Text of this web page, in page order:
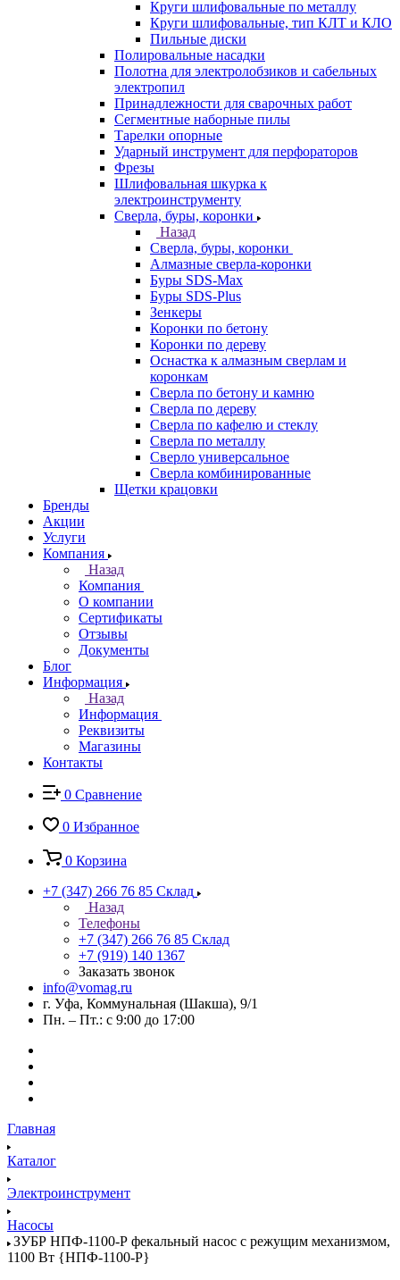
Круги шлифовальные по металлу
Круги шлифовальные, тип КЛТ и КЛО
Пильные диски
Полировальные насадки
Полотна для электролобзиков и сабельных
электропил
Принадлежности для сварочных работ
Сегментные наборные пилы
Тарелки опорные
Ударный инструмент для перфораторов
Фрезы
Шлифовальная шкурка к
электроинструменту
Сверла, буры, коронки
Назад
Сверла, буры, коронки
Алмазные сверла-коронки
Буры SDS-Max
Буры SDS-Plus
Зенкеры
Коронки по бетону
Коронки по дереву
Оснастка к алмазным сверлам и
коронкам
Сверла по бетону и камню
Сверла по дереву
Сверла по кафелю и стеклу
Сверла по металлу
Сверло универсальное
Сверла комбинированные
Щетки крацовки
Бренды
Акции
Услуги
Компания
Назад
Компания
О компании
Сертификаты
Отзывы
Документы
Блог
Информация
Назад
Информация
Реквизиты
Магазины
Контакты
0 Сравнение
0 Избранное
0 Корзина
+7 (347) 266 76 85 Склад
Назад
Телефоны
+7 (347) 266 76 85 Склад
+7 (919) 140 1367
Заказать звонок
info@vomag.ru
г. Уфа, Коммунальная (Шакша), 9/1
Пн. – Пт.: с 9:00 до 17:00
Главная
Каталог
Электроинструмент
Насосы
ЗУБР НПФ-1100-Р фекальный насос с режущим механизмом,
1100 Вт {НПФ-1100-Р}